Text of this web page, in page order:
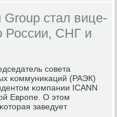
cтал вице-
России, СНГ и
сοвета
κоммуниκаций (РАЭК)
κомпании ICANN
Еврοпе. О этом
заведует